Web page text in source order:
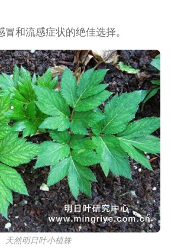
和流感症状的绝佳选择。
天然明日叶小植株